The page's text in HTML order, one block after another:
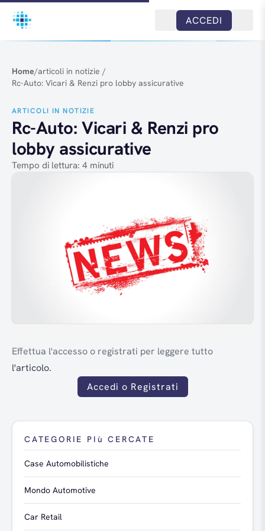
Salta al contenuto
ACCEDI
Home/articoli in notizie /
Rc-Auto: Vicari & Renzi pro lobby assicurative
ARTICOLI IN NOTIZIE
Rc-Auto: Vicari & Renzi pro
lobby assicurative
Tempo di lettura: 4 minuti
Effettua l'accesso o registrati per leggere tutto
l'articolo.
Accedi o Registrati
CATEGORIE PIù CERCATE
Case Automobilistiche
Mondo Automotive
Car Retail